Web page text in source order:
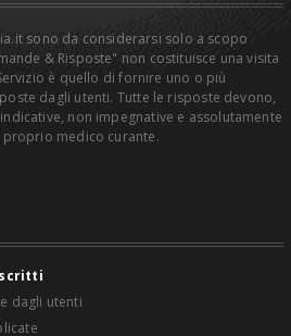
sono da considerarsi solo a scopo
& Risposte" non costituisce una visita
è quello di fornire uno o più
dagli utenti. Tutte le risposte devono,
non impegnative e assolutamente
medico curante.
dagli utenti